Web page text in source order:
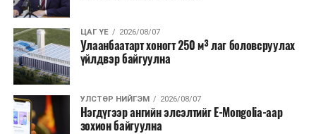
ЦАГ ҮЕ 2026/08/07
Улаанбаатарт хоногт 250 м³ лаг боловсруулах
үйлдвэр байгуулна
УЛСТӨР НИЙГЭМ 2026/08/07
Нэгдүгээр ангийн элсэлтийг E-Mongolia-аар
зохион байгуулна